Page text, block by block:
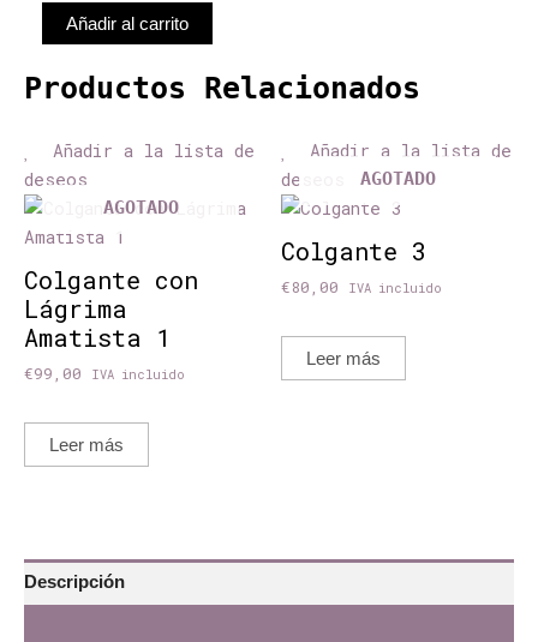
Lágrima
Amatista
cantidad
Añadir al carrito
Descripción
Productos Relacionados
Añadir a la lista de
deseos
AGOTADO
Colgante con
Lágrima
Amatista 1
€99,00 IVA incluido
Leer más
Añadir a la lista de
deseos
AGOTADO
Colgante 3
€80,00 IVA incluido
Leer más